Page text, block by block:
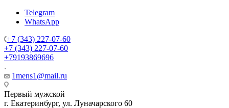
Telegram
WhatsApp
+7 (343) 227-07-60
+7 (343) 227-07-60
+79193869696
1mens1@mail.ru
Первый мужской
г. Екатеринбург, ул. Луначарского 60